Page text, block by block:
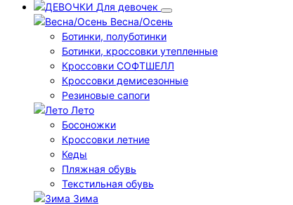
Для девочек
Весна/Осень
Ботинки, полуботинки
Ботинки, кроссовки утепленные
Кроссовки СОФТШЕЛЛ
Кроссовки демисезонные
Резиновые сапоги
Лето
Босоножки
Кроссовки летние
Кеды
Пляжная обувь
Текстильная обувь
Зима